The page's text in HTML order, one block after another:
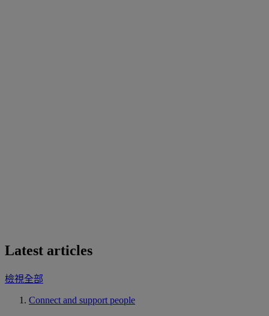
Latest articles
檢視全部
Connect and support people